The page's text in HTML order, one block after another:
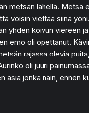
metsän lähellä. Metsä
voisin viettää siinä
yhden koivun viereen
emo oli opettanut.
rajassa olevia
oli juuri
asia jonka näin, ennen